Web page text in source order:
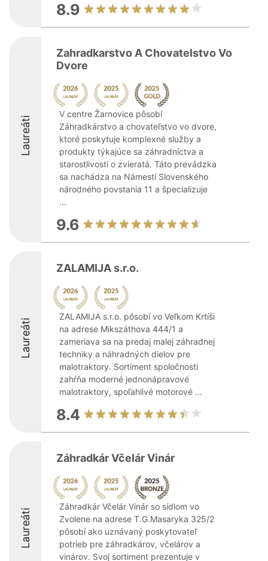
8.9
Laureáti
Zahradkarstvo A Chovatelstvo Vo
Dvore
V centre Žarnovice pôsobí
Záhradkárstvo a chovateľstvo vo dvore,
ktoré poskytuje komplexné služby a
produkty týkajúce sa záhradníctva a
starostlivosti o zvieratá. Táto prevádzka
sa nachádza na Námestí Slovenského
národného povstania 11 a špecializuje
...
9.6
Laureáti
ZALAMIJA s.r.o.
ZALAMIJA s.r.o. pôsobí vo Veľkom Krtíši
na adrese Mikszáthova 444/1 a
zameriava sa na predaj malej záhradnej
techniky a náhradných dielov pre
malotraktory. Sortiment spoločnosti
zahŕňa moderné jednonápravové
malotraktory, spoľahlivé motorové ...
8.4
Laureáti
Záhradkár Včelár Vinár
Záhradkár Včelár Vinár so sídlom vo
Zvolene na adrese T.G.Masaryka 325/2
pôsobí ako uznávaný poskytovateľ
potrieb pre záhradkárov, včelárov a
vinárov. Svoj sortiment prezentuje v